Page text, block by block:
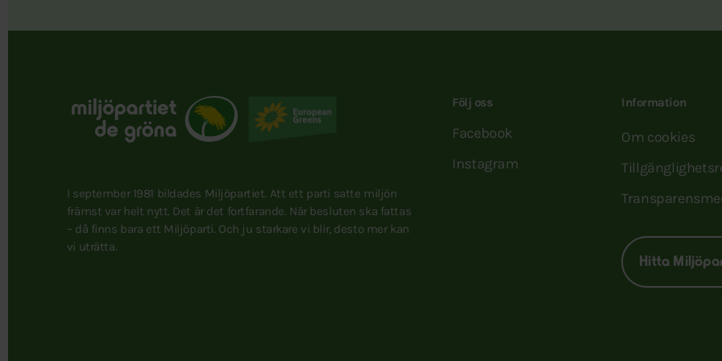
I september 1981 bildades Miljöpartiet. Att ett parti satte miljön
främst var helt nytt. Det är det fortfarande. När besluten ska fattas
– då finns bara ett Miljöparti. Och ju starkare vi blir, desto mer kan
vi uträtta.
Följ oss
Facebook
Instagram
Information
Om cookies
Hitta